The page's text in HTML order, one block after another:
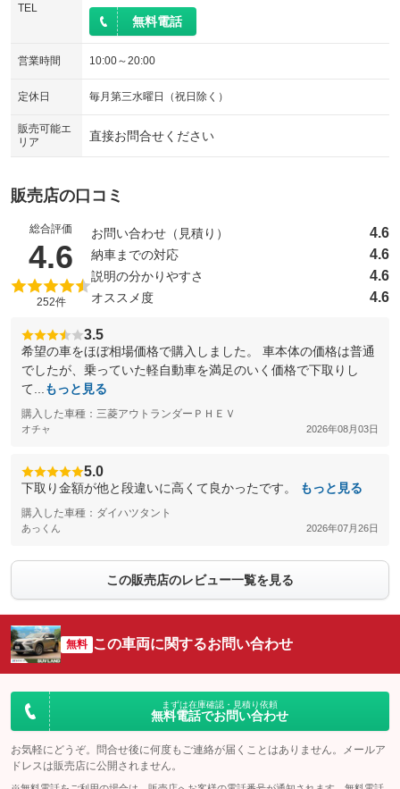
TEL
無料電話
営業時間 10:00～20:00
定休日 毎月第三水曜日（祝日除く）
販売可能エ
リア
直接お問合せください
販売店の口コミ
総合評価
4.6 （5点満点中）
252件
お問い合わせ（見積り） 4.6
納車までの対応 4.6
説明の分かりやすさ 4.6
オススメ度 4.6
3.5
希望の車をほぼ相場価格で購入しました。 車本体の価格は普通
でしたが、乗っていた軽自動車を満足のいく価格で下取りし
て...
もっと見る
購入した車種：三菱アウトランダーＰＨＥＶ
オチャ 2026年08月03日
5.0
下取り金額が他と段違いに高くて良かったです。 もっと見る
購入した車種：ダイハツタント
あっくん 2026年07月26日
この販売店のレビュー一覧を見る
無料 この車両に関するお問い合わせ
まずは在庫確認・見積り依頼
無料電話でお問い合わせ
お気軽にどうぞ。問合せ後に何度もご連絡が届くことはありません。メールア
ドレスは販売店に公開されません。